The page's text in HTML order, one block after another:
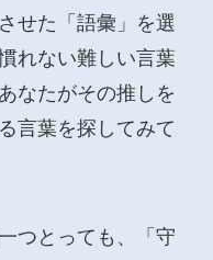
せた「語彙」を選
れない難しい言葉
なたがその推しを
言葉を探してみて
つとっても、「守